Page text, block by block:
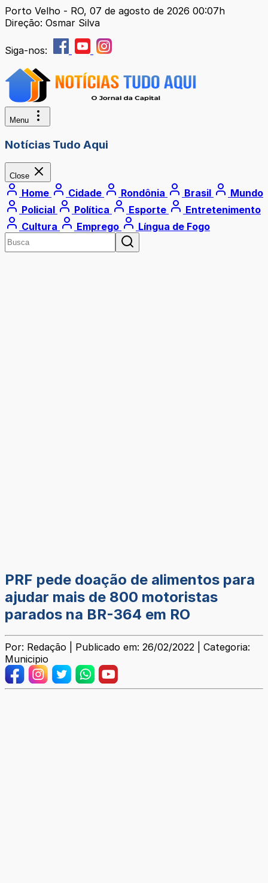
Porto Velho - RO, 07 de agosto de 2026 00:07h
Direção: Osmar Silva
Siga-nos:
Menu
Notícias Tudo Aqui
Close
Home Cidade Rondônia Brasil
Mundo
Policial
Política Esporte
Entretenimento
Cultura
Emprego Língua de Fogo
PRF pede doação de alimentos para
ajudar mais de 800 motoristas
parados na BR-364 em RO
Por: Redação | Publicado em: 26/02/2022 | Categoria:
Municipio